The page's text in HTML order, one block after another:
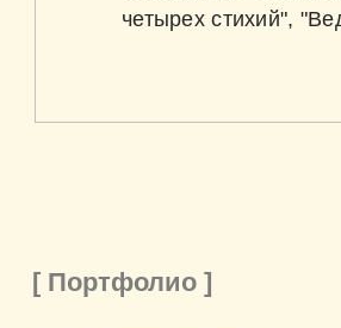
четырех стихий",
[ Портфолио ]